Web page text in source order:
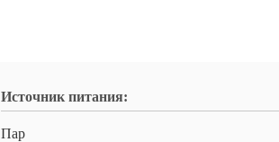
Источник питания:
Пар